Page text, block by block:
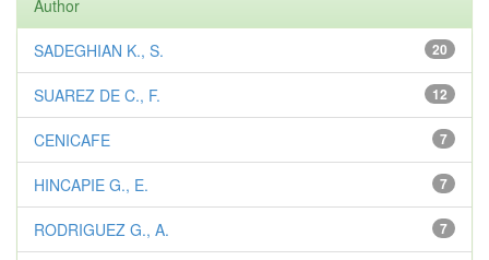
Author
20
SADEGHIAN K., S.
12
SUAREZ DE C., F.
7
CENICAFE
7
HINCAPIE G., E.
7
RODRIGUEZ G., A.